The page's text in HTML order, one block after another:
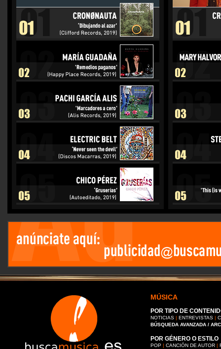
MÚSICA
POR TIPO DE
NOTICIAS | ENTREVISTAS |
BÚSQUEDA AVANZADA /
POR GÉNERO O ESTILO
POP | CANCIÓN DE AUTOR |